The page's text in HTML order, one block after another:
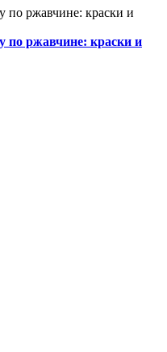
по ржавчине: краски и